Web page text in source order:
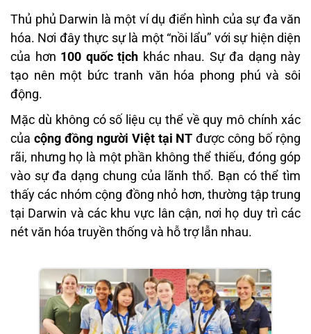
Thủ phủ Darwin là một ví dụ điển hình của sự đa văn
hóa. Nơi đây thực sự là một “nồi lẩu” với sự hiện diện
của hơn 100 quốc tịch khác nhau. Sự đa dạng này
tạo nên một bức tranh văn hóa phong phú và sôi
động.
Mặc dù không có số liệu cụ thể về quy mô chính xác
của cộng đồng người Việt tại NT được công bố rộng
rãi, nhưng họ là một phần không thể thiếu, đóng góp
vào sự đa dạng chung của lãnh thổ. Bạn có thể tìm
thấy các nhóm cộng đồng nhỏ hơn, thường tập trung
tại Darwin và các khu vực lân cận, nơi họ duy trì các
nét văn hóa truyền thống và hỗ trợ lẫn nhau.